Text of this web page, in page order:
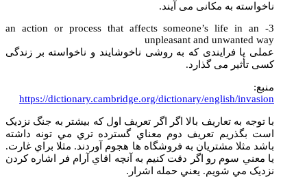
ناخواسته به مکانی می آیند.
3- an action or process that affects someone’s life in an
unpleasant and unwanted way
عملی یا فرایندی که به روشی ناخوشایند و ناخواسته بر زندگی
کسی تأثیر می گذارد.
منبع:
https://dictionary.cambridge.org/dictionary/english/invasion
با توجه به تعاريف بالا اگر اگر تعريف اول که بيشتر به جنگ نزديک
است بگذريم تعريف دوم معناي گسترده تري مي تونه داشته
باشد مثلا مشتريان به فروشگاه ها هجوم آوردند. مثلا براي غارت.
يا معني سوم رو اگر دقت کنيم به آنچه اقاي آرام فر اشاره کردن
نزديک مي شويم. يعني حمله اشرار.